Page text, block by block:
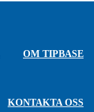
OM TIPBASE
KONTAKTA OSS